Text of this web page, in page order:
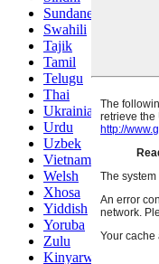
Sundanese
Swahili
Tajik
Tamil
Telugu
Thai
Ukrainian
Urdu
Uzbek
Vietnamese
Welsh
Xhosa
Yiddish
Yoruba
Zulu
Kinyarwanda